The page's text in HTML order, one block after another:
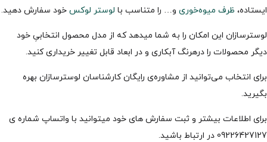
ایستاده، ظرف میوه‌خوری و… را متناسب با لوستر لوکس خود سفارش دهید.
لوسترسازان این امکان را به شما میدهد که از مدل محصول انتخابیِ خود
دیگر محصولات را درهرنگ آبکاری و در ابعاد قابل تغییر خریداری کنید.
برای انتخاب می‌توانید از مشاوره‌ی رایگان کارشناسان لوسترسازان بهره
بگیرید.
برای اطلاعات بیشتر و ثبت سفارش های خود میتوانید با واتساپ شماره ی
09226427127 در ارتباط باشید.